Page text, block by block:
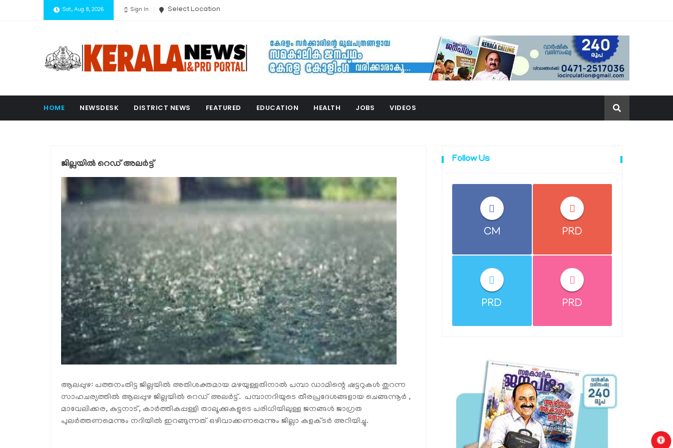
Sat, Aug 8, 2026 Sign In Select Location
HOME NEWSDESK DISTRICT NEWS FEATURED EDUCATION HEALTH JOBS VIDEOS
ജില്ലയില്‍ റെഡ് അലര്‍ട്ട്
ആലപ്പുഴ: പത്തനംതിട്ട ജില്ലയില്‍ അതിശക്തമായ മഴയുള്ളതിനാല്‍ പമ്പാ ഡാമിന്റെ ഷട്ടറുകള്‍ തുറന്ന
സാഹചര്യത്തില്‍ ആലപ്പുഴ ജില്ലയില്‍ റെഡ് അലര്‍ട്ട്. പമ്പാനദിയുടെ തീരപ്രദേശങ്ങളായ ചെങ്ങന്നൂര്‍ ,
മാവേലിക്കര, കുട്ടനാട്, കാര്‍ത്തികപ്പള്ളി താലൂക്കുകളുടെ പരിധിയിലുള്ള ജനങ്ങള്‍ ജാഗ്രത
പുലര്‍ത്തണമെന്നും നദിയില്‍ ഇറങ്ങുന്നത് ഒഴിവാക്കണമെന്നും ജില്ലാ കളക്ടര്‍ അറിയിച്ചു.
Follow Us
CM PRD
PRD PRD